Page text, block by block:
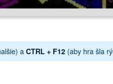
a CTRL + F12(aby hra šla